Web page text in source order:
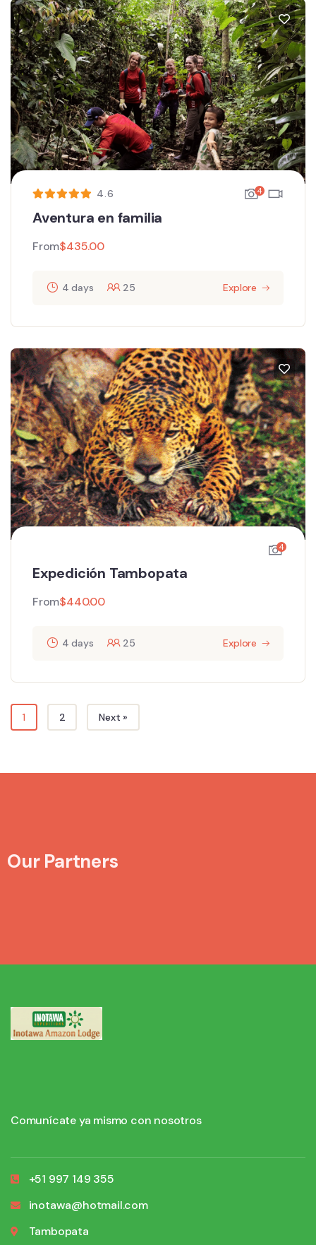
4.6 4
Aventura en familia
From$435.00
4 days 25 Explore
4
Expedición Tambopata
From$440.00
4 days 25 Explore
1 2 Next »
Our Partners
Comunícate ya mismo con nosotros
+51 997 149 355
inotawa@hotmail.com
Tambopata